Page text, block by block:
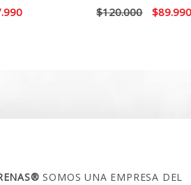
El
$120.000
El
$89.990
SOMOS UNA EMPRESA DEL